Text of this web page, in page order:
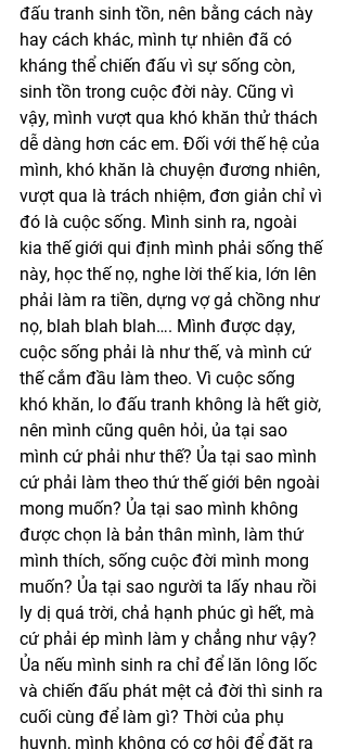
đấu tranh sinh tồn, nên bằng cách này
hay cách khác, mình tự nhiên đã có
kháng thể chiến đấu vì sự sống còn,
sinh tồn trong cuộc đời này. Cũng vì
vậy, mình vượt qua khó khăn thử thách
dễ dàng hơn các em. Đối với thế hệ của
mình, khó khăn là chuyện đương nhiên,
vượt qua là trách nhiệm, đơn giản chỉ vì
đó là cuộc sống. Mình sinh ra, ngoài
kia thế giới qui định mình phải sống thế
này, học thế nọ, nghe lời thế kia, lớn lên
phải làm ra tiền, dựng vợ gả chồng như
nọ, blah blah blah…. Mình được dạy,
cuộc sống phải là như thế, và mình cứ
thế cắm đầu làm theo. Vì cuộc sống
khó khăn, lo đấu tranh không là hết giờ,
nên mình cũng quên hỏi, ủa tại sao
mình cứ phải như thế? Ủa tại sao mình
cứ phải làm theo thứ thế giới bên ngoài
mong muốn? Ủa tại sao mình không
được chọn là bản thân mình, làm thứ
mình thích, sống cuộc đời mình mong
muốn? Ủa tại sao người ta lấy nhau rồi
ly dị quá trời, chả hạnh phúc gì hết, mà
cứ phải ép mình làm y chẳng như vậy?
Ủa nếu mình sinh ra chỉ để lăn lông lốc
và chiến đấu phát mệt cả đời thì sinh ra
cuối cùng để làm gì? Thời của phụ
huynh, mình không có cơ hội để đặt ra